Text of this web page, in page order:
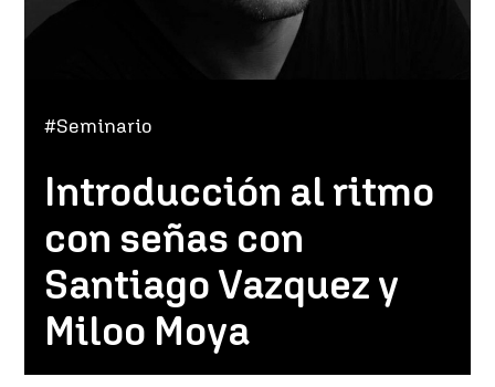
#Seminario
Introducción al ritmo
con señas con
Santiago Vazquez y
Miloo Moya